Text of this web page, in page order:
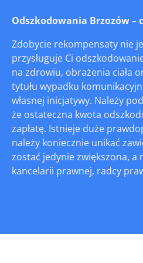
Odszkodowania Brzozów –
Zdobycie rekompensaty nie
przysługuje Ci
na zdrowiu, obrażenia ciała
tytułu wypadku
własnej inicjatywy. Należy
że ostateczna kwota
zapłatę. Istnieje duże
należy koniecznie unikać
zostać jedynie zwiększona,
kancelarii prawnej, radcy